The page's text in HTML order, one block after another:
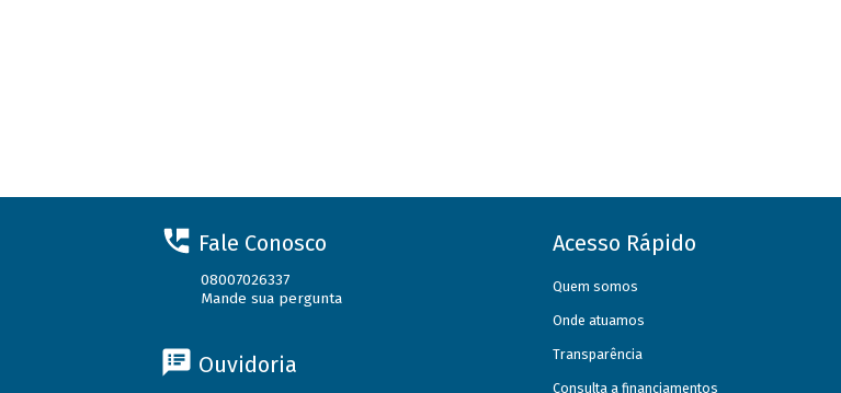
Fale Conosco
08007026337
Mande sua pergunta
Ouvidoria
Acesso Rápido
Quem somos
Onde atuamos
Transparência
Consulta a financiamentos